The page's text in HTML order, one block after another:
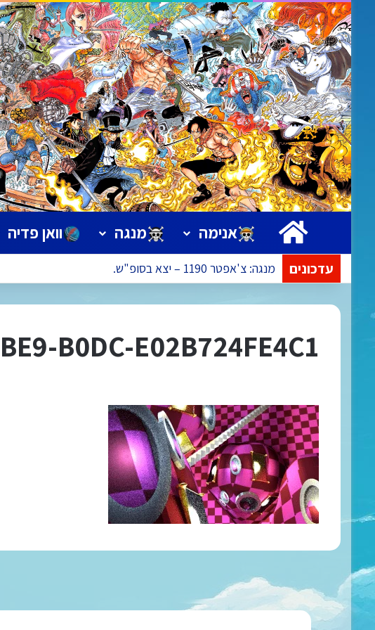
ראשי אנימה מנגה וואן פדיה
עדכונים מנגה: צ'אפטר 1190 – יצא בסופ"ש.
B0DC-E02B724FE4C1